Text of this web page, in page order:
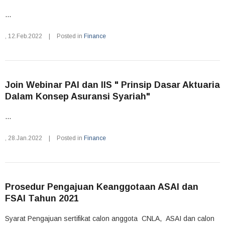
...
, 12.Feb.2022 Posted in Finance
Join Webinar PAI dan IIS " Prinsip Dasar Aktuaria
Dalam Konsep Asuransi Syariah"
...
, 28.Jan.2022 Posted in Finance
Prosedur Pengajuan Keanggotaan ASAI dan
FSAI Tahun 2021
Syarat Pengajuan sertifikat calon anggota CNLA, ASAI dan calon